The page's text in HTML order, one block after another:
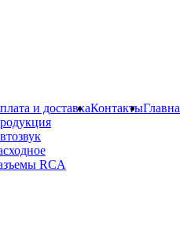
и доставкаКонтакты
RCA